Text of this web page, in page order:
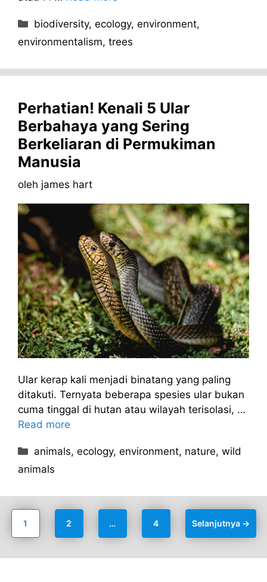
Kategori
biodiversity,ecology,environment,
environmentalism, trees
Perhatian! Kenali 5 Ular
Berbahaya yang Sering
Berkeliaran di Permukiman
Manusia
oleh james hart
Ular kerap kali menjadi binatang yang paling
ditakuti. Ternyata beberapa spesies ular bukan
cuma tinggal di hutan atau wilayah terisolasi, …
Read more
Kategori
animals,ecology,environment, nature,wild
animals
Halaman
1 Halaman
2 … Halaman
4 Selanjutnya →